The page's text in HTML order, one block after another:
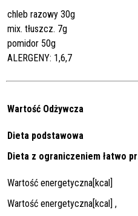
chleb razowy 30g
mix. tłuszcz. 7g
pomidor 50g
ALERGENY: 1,6,7
Wartość Odżywcza
Dieta podstawowa
Dieta z ograniczeniem łatwo
Wartość energetyczna[kcal]
Wartość energetyczna[kcal] ,